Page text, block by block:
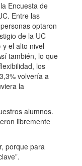
Encuesta de
Entre las
optaron
de la UC
el alto nivel
también, lo que
los
volvería a
la
alumnos.
libremente
porque para